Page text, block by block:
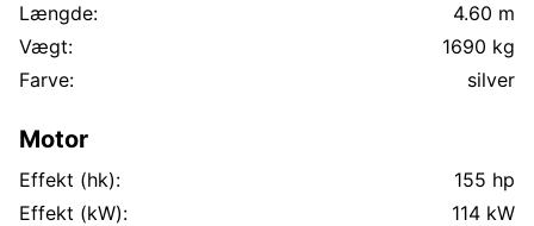
Længde:
4.60 m
Vægt:
1690 kg
Farve:
silver
Motor
Effekt (hk):
155 hp
Effekt (kW):
114 kW